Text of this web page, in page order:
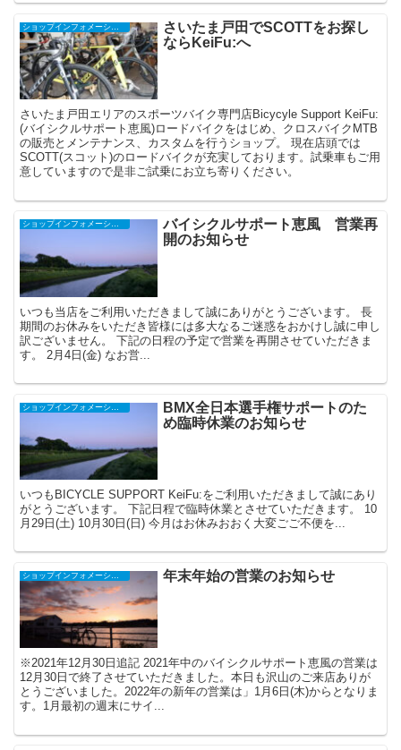
さいたま戸田でSCOTTをお探し
ならKeiFu:へ
さいたま戸田エリアのスポーツバイク専門店Bicycyle Support KeiFu:
(バイシクルサポート恵風)ロードバイクをはじめ、クロスバイクMTB
の販売とメンテナンス、カスタムを行うショップ。 現在店頭では
SCOTT(スコット)のロードバイクが充実しております。試乗車もご用
意していますので是非ご試乗にお立ち寄りください。
ショップインフォメーション
バイシクルサポート恵風 営業再
開のお知らせ
いつも当店をご利用いただきまして誠にありがとうございます。 長
期間のお休みをいただき皆様には多大なるご迷惑をおかけし誠に申し
訳ございません。 下記の日程の予定で営業を再開させていただきま
す。 2月4日(金) なお営...
BMX全日本選手権サポートのた
め臨時休業のお知らせ
いつもBICYCLE SUPPORT KeiFu:をご利用いただきまして誠にあり
がとうございます。 下記日程で臨時休業とさせていただきます。 10
月29日(土) 10月30日(日) 今月はお休みおおく大変ごご不便を...
ショップインフォメーション 年末年始の営業のお知らせ
※2021年12月30日追記 2021年中のバイシクルサポート恵風の営業は
12月30日で終了させていただきました。本日も沢山のご来店ありが
とうございました。2022年の新年の営業は」1月6日(木)からとなりま
す。1月最初の週末にサイ...